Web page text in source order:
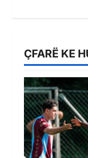
ÇFARË KE